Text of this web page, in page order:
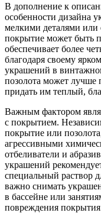
В дополнение к
особенности дизайна
мелкими деталями или
покрытие может быть
обеспечивает более
благодаря своему
украшений в
позолота может лучше
придать им теплый,
Важным фактором
с покрытием.
покрытие или
агрессивными
отбеливатели и
украшений
специальный раствор
важно снимать
в бассейне или
повреждения